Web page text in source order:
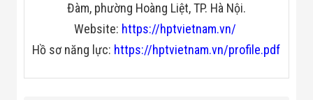
Đàm, phường Hoàng Liệt, TP. Hà Nội.
Website: https://hptvietnam.vn/
Hồ sơ năng lực: https://hptvietnam.vn/profile.pdf